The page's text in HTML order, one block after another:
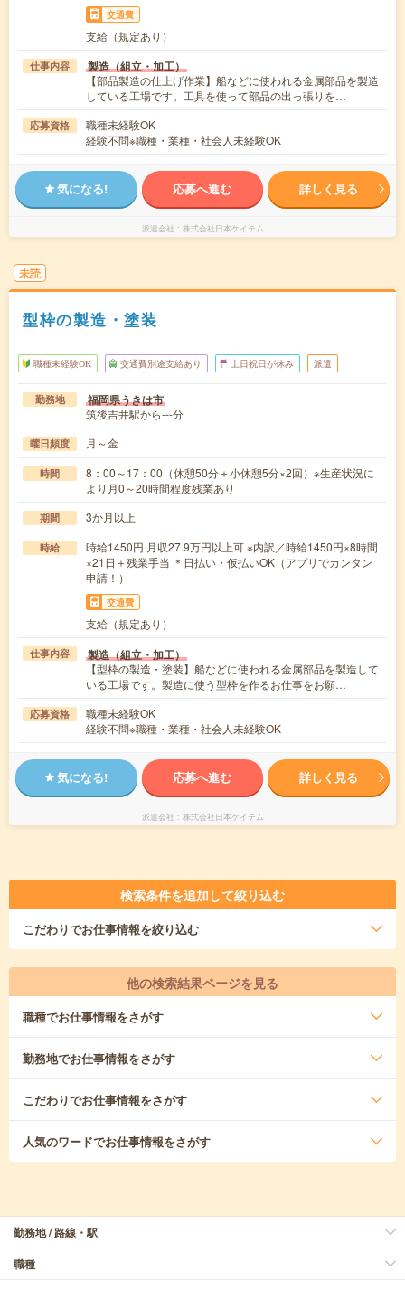
交通費
支給（規定あり）
仕事内容 製造（組立・加工）
【部品製造の仕上げ作業】船などに使われる金属部品を製造
している工場です。工具を使って部品の出っ張りを…
応募資格
職種未経験OK
経験不問※職種・業種・社会人未経験OK
気になる! 応募へ進む 詳しく見る
派遣会社 株式会社日本ケイテム
未読
型枠の製造・塗装
職種未経験OK 交通費別途支給あり 土日祝日が休み 派遣
勤務地 福岡県うきは市
筑後吉井駅から---分
曜日頻度 月～金
時間
8：00～17：00（休憩50分＋小休憩5分×2回）※生産状況に
より月0～20時間程度残業あり
期間 3か月以上
時給
時給1450円 月収27.9万円以上可 ※内訳／時給1450円×8時間
×21日＋残業手当 ＊日払い・仮払いOK（アプリでカンタン
申請！）
交通費
支給（規定あり）
仕事内容 製造（組立・加工）
【型枠の製造・塗装】船などに使われる金属部品を製造して
いる工場です。製造に使う型枠を作るお仕事をお願…
応募資格
職種未経験OK
経験不問※職種・業種・社会人未経験OK
気になる! 応募へ進む 詳しく見る
派遣会社 株式会社日本ケイテム
検索条件を追加して絞り込む
こだわりでお仕事情報を絞り込む
他の検索結果ページを見る
職種でお仕事情報をさがす
勤務地でお仕事情報をさがす
こだわりでお仕事情報をさがす
人気のワードでお仕事情報をさがす
勤務地 / 路線・駅
職種